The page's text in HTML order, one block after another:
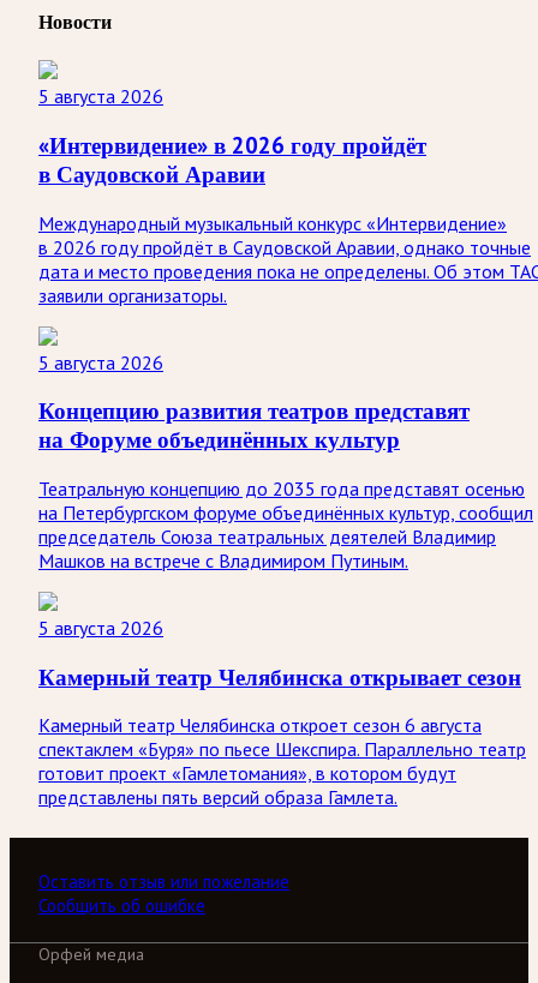
Новости
5 августа 2026
«Интервидение» в 2026 году пройдёт
в Саудовской Аравии
Международный музыкальный конкурс «Интервидение»
в 2026 году пройдёт в Саудовской Аравии, однако точные
дата и место проведения пока не определены. Об этом
заявили организаторы.
5 августа 2026
Концепцию развития театров представят
на Форуме объединённых культур
Театральную концепцию до 2035 года представят осенью
на Петербургском форуме объединённых культур, сообщил
председатель Союза театральных деятелей Владимир
Машков на встрече с Владимиром Путиным.
5 августа 2026
Камерный театр Челябинска открывает сезон
Камерный театр Челябинска откроет сезон 6 августа
спектаклем «Буря» по пьесе Шекспира. Параллельно театр
готовит проект «Гамлетомания», в котором будут
представлены пять версий образа Гамлета.
Оставить отзыв или пожелание
Сообщить об ошибке
Орфей медиа